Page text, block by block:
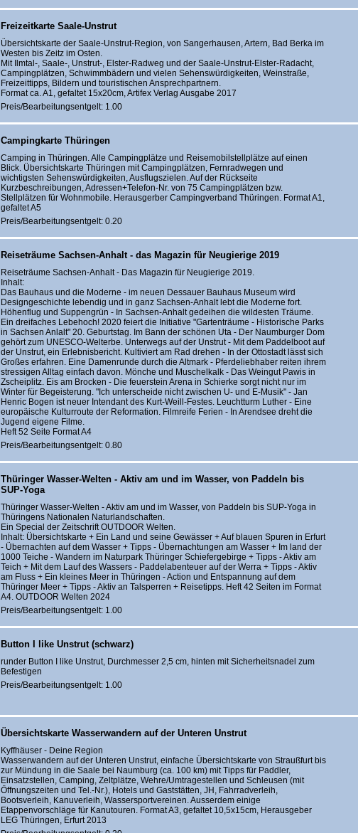
Freizeitkarte Saale-Unstrut
Übersichtskarte der Saale-Unstrut-Region, von Sangerhausen, Artern, Bad Berka im
Westen bis Zeitz im Osten.
Mit Ilmtal-, Saale-, Unstrut-, Elster-Radweg und der Saale-Unstrut-Elster-Radacht,
Campingplätzen, Schwimmbädern und vielen Sehenswürdigkeiten, Weinstraße,
Freizeittipps, Bildern und touristischen Ansprechpartnern.
Format ca. A1, gefaltet 15x20cm, Artifex Verlag Ausgabe 2017
Preis/Bearbeitungsentgelt: 1.00
Campingkarte Thüringen
Camping in Thüringen. Alle Campingplätze und Reisemobilstellplätze auf einen
Blick. Übersichtskarte Thüringen mit Campingplätzen, Fernradwegen und
wichtigsten Sehenswürdigkeiten, Ausflugszielen. Auf der Rückseite
Kurzbeschreibungen, Adressen+Telefon-Nr. von 75 Campingplätzen bzw.
Stellplätzen für Wohnmobile. Herausgerber Campingverband Thüringen. Format A1,
gefaltet A5
Preis/Bearbeitungsentgelt: 0.20
Reiseträume Sachsen-Anhalt - das Magazin für Neugierige 2019
Reiseträume Sachsen-Anhalt - Das Magazin für Neugierige 2019.
Inhalt:
Das Bauhaus und die Moderne - im neuen Dessauer Bauhaus Museum wird
Designgeschichte lebendig und in ganz Sachsen-Anhalt lebt die Moderne fort.
Höhenflug und Suppengrün - In Sachsen-Anhalt gedeihen die wildesten Träume.
Ein dreifaches Lebehoch! 2020 feiert die Initiative "Gartenträume - Historische Parks
in Sachsen Anlalt" 20. Geburtstag. Im Bann der schönen Uta - Der Naumburger Dom
gehört zum UNESCO-Welterbe. Unterwegs auf der Unstrut - Mit dem Paddelboot auf
der Unstrut, ein Erlebnisbericht. Kultiviert am Rad drehen - In der Ottostadt lässt sich
Großes erfahren. Eine Damenrunde durch die Altmark - Pferdeliebhaber reiten ihrem
stressigen Alltag einfach davon. Mönche und Muschelkalk - Das Weingut Pawis in
Zscheiplitz. Eis am Brocken - Die feuerstein Arena in Schierke sorgt nicht nur im
Winter für Begeisterung. "Ich unterscheide nicht zwischen U- und E-Musik" - Jan
Henric Bogen ist neuer Intendant des Kurt-Weill-Festes. Leuchtturm Luther - Eine
europäische Kulturroute der Reformation. Filmreife Ferien - In Arendsee dreht die
Jugend eigene Filme.
Heft 52 Seite Format A4
Preis/Bearbeitungsentgelt: 0.80
Thüringer Wasser-Welten - Aktiv am und im Wasser, von Paddeln bis
SUP-Yoga
Thüringer Wasser-Welten - Aktiv am und im Wasser, von Paddeln bis SUP-Yoga in
Thüringens Nationalen Naturlandschaften.
Ein Special der Zeitschrift OUTDOOR Welten.
Inhalt: Übersichtskarte + Ein Land und seine Gewässer + Auf blauen Spuren in Erfurt
- Übernachten auf dem Wasser + Tipps - Übernachtungen am Wasser + Im land der
1000 Teiche - Wandern im Naturpark Thüringer Schiefergebirge + Tipps - Aktiv am
Teich + Mit dem Lauf des Wassers - Paddelabenteuer auf der Werra + Tipps - Aktiv
am Fluss + Ein kleines Meer in Thüringen - Action und Entspannung auf dem
Thüringer Meer + Tipps - Aktiv an Talsperren + Reisetipps. Heft 42 Seiten im Format
A4. OUTDOOR Welten 2024
Preis/Bearbeitungsentgelt: 1.00
Button I like Unstrut (schwarz)
runder Button I like Unstrut, Durchmesser 2,5 cm, hinten mit Sicherheitsnadel zum
Befestigen
Preis/Bearbeitungsentgelt: 1.00
Übersichtskarte Wasserwandern auf der Unteren Unstrut
Kyffhäuser - Deine Region
Wasserwandern auf der Unteren Unstrut, einfache Übersichtskarte von Straußfurt bis
zur Mündung in die Saale bei Naumburg (ca. 100 km) mit Tipps für Paddler,
Einsatzstellen, Camping, Zeltplätze, Wehre/Umtragestellen und Schleusen (mit
Öffnungszeiten und Tel.-Nr.), Hotels und Gaststätten, JH, Fahrradverleih,
Bootsverleih, Kanuverleih, Wassersportvereinen. Ausserdem einige
Etappenvorschläge für Kanutouren. Format A3, gefaltet 10,5x15cm, Herausgeber
LEG Thüringen, Erfurt 2013